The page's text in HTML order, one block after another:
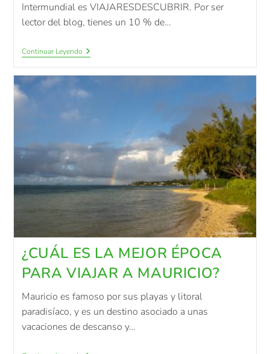
Intermundial es VIAJARESDESCUBRIR. Por ser
lector del blog, tienes un 10 % de…
Continuar Leyendo
¿CUÁL ES LA MEJOR ÉPOCA
PARA VIAJAR A MAURICIO?
Mauricio es famoso por sus playas y litoral
paradisíaco, y es un destino asociado a unas
vacaciones de descanso y…